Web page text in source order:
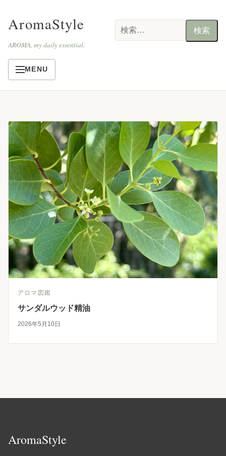
AromaStyle
AROMA, my daily essential.
MENU
検
索:
アロマ図鑑
サンダルウッド精油
2026年5月10日
AromaStyle